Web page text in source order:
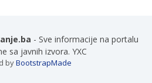
- Sve informacije na portalu
sa javnih izvora. YXC
byBootstrapMade